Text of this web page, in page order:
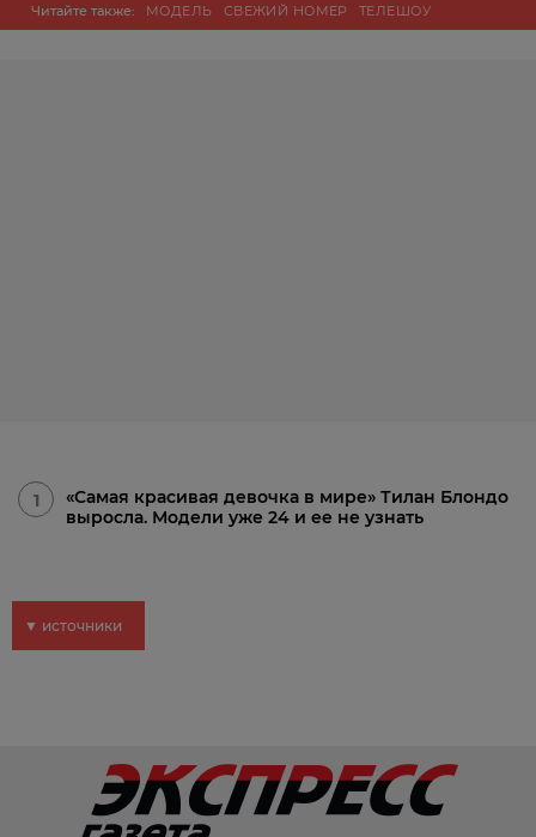
Читайте также: МОДЕЛЬ СВЕЖИЙ НОМЕР ТЕЛЕШОУ
1
«Самая красивая девочка в мире» Тилан Блондо
выросла. Модели уже 24 и ее не узнать
▼ источники